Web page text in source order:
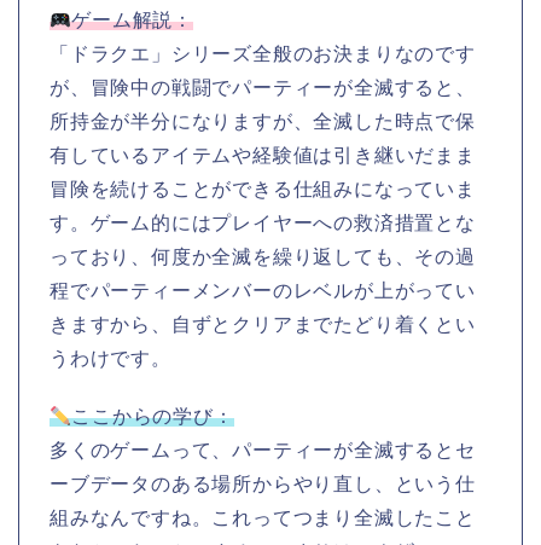
ゲーム解説：
「ドラクエ」シリーズ全般のお決まりなのです
が、冒険中の戦闘でパーティーが全滅すると、
所持金が半分になりますが、全滅した時点で保
有しているアイテムや経験値は引き継いだまま
冒険を続けることができる仕組みになっていま
す。ゲーム的にはプレイヤーへの救済措置とな
っており、何度か全滅を繰り返しても、その過
程でパーティーメンバーのレベルが上がってい
きますから、自ずとクリアまでたどり着くとい
うわけです。
ここからの学び：
多くのゲームって、パーティーが全滅するとセ
ーブデータのある場所からやり直し、という仕
組みなんですね。これってつまり全滅したこと